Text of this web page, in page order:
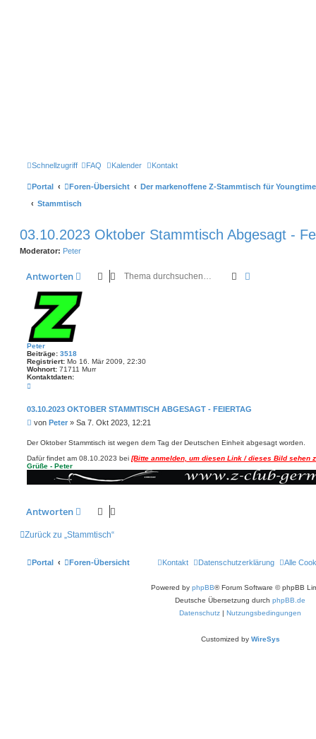
Schnellzugriff FAQ Kalender Kontakt
Portal Foren-Übersicht
Der markenoffene Z-Stammtisch für
Stammtisch
03.10.2023 Oktober Stammtisch Abgesagt -
Moderator: Peter
Antworten Suche
Peter
Beiträge: 3518
Registriert: Mo 16. Mär 2009, 22:30
Wohnort: 71711 Murr
Kontaktdaten:
t
k
a
e
n
o
t
r
03.10.2023 OKTOBER STAMMTISCH ABGESAGT - FEIERTAG
B
i
r
a
von Peter » Sa 7. Okt 2023, 12:21
Der Oktober Stammtisch ist wegen dem Tag der Deutschen Einheit abgesagt worden.
Dafür findet am 08.10.2023 bei [Bitte anmelden, um diesen Link / dieses Bild sehen
Grüße - Peter
Antworten
Zurück zu „Stammtisch“
Portal Foren-Übersicht Alle
Datenschutzerklärung
Kontakt
Powered by phpBB® Forum Software © phpBB
Deutsche Übersetzung durch phpBB.de
Datenschutz | Nutzungsbedingungen
Customized by WireSys